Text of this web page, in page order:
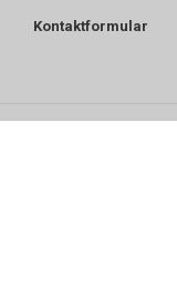
Kontaktformular